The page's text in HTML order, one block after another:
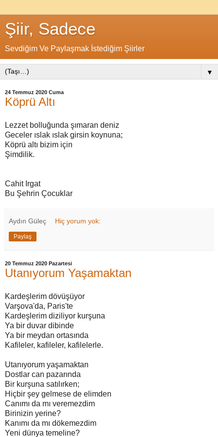
Şiir, Sadece
Sevdiğim Ve Paylaşmak İstediğim Şiirler
▼
24 Temmuz 2020 Cuma
Köprü Altı
Lezzet bolluğunda şımaran deniz
Geceler ıslak ıslak girsin koynuna;
Köprü altı bizim için
Şimdilik.
Cahit Irgat
Bu Şehrin Çocuklar
Aydın Güleç Hiç yorum yok:
Paylaş
20 Temmuz 2020 Pazartesi
Utanıyorum Yaşamaktan
Kardeşlerim dövüşüyor
Varşova'da, Paris'te
Kardeşlerim diziliyor kurşuna
Ya bir duvar dibinde
Ya bir meydan ortasında
Kafileler, kafileler, kafilelerle.
Utanıyorum yaşamaktan
Dostlar can pazarında
Bir kurşuna satılırken;
Hiçbir şey gelmese de elimden
Canımı da mı veremezdim
Birinizin yerine?
Kanımı da mı dökemezdim
Yeni dünya temeline?